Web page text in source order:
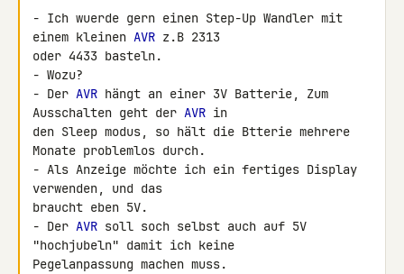
- Ich wuerde gern einen Step-Up Wandler mit
einem kleinen AVR z.B 2313
oder 4433 basteln.
- Wozu?
- Der AVR hängt an einer 3V Batterie, Zum
Ausschalten geht der AVR in
den Sleep modus, so hält die Btterie mehrere
Monate problemlos durch.
- Als Anzeige möchte ich ein fertiges Display
verwenden, und das
braucht eben 5V.
- Der AVR soll soch selbst auch auf 5V
"hochjubeln" damit ich keine
Pegelanpassung machen muss.